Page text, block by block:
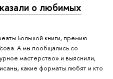
о любимых
Большой книги, премию
А мы пообщались со
мастерство» и выяснили,
какие форматы любят и кто